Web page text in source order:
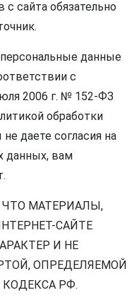
сайта обязательно
данные
с
2006 г. № 152-ФЗ
обработки
даете согласия на
данных, вам
МАТЕРИАЛЫ,
САЙТЕ
И НЕ
ОПРЕДЕЛЯЕМОЙ
КОДЕКСА РФ.